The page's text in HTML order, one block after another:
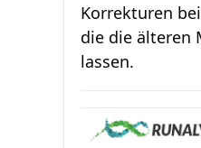
Korrekturen
die die älteren
lassen.